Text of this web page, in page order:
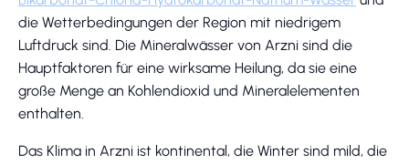
die Wetterbedingungen der Region mit niedrigem
Luftdruck sind. Die Mineralwässer von Arzni sind die
Hauptfaktoren für eine wirksame Heilung, da sie eine
große Menge an Kohlendioxid und Mineralelementen
enthalten.
Das Klima in Arzni ist kontinental, die Winter sind mild, die